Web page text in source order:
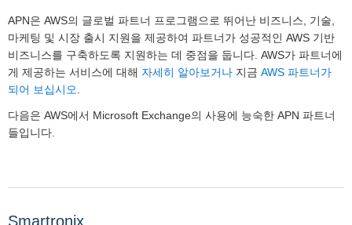
APN은 AWS의 글로벌 파트너 프로그램으로 뛰어난 비즈니스, 기술,
마케팅 및 시장 출시 지원을 제공하여 파트너가 성공적인 AWS 기반
비즈니스를 구축하도록 지원하는 데 중점을 둡니다. AWS가 파트너에
게 제공하는 서비스에 대해 자세히 알아보거나 지금 AWS 파트너가
되어 보십시오.
다음은 AWS에서 Microsoft Exchange의 사용에 능숙한 APN 파트너
들입니다.
Smartronix